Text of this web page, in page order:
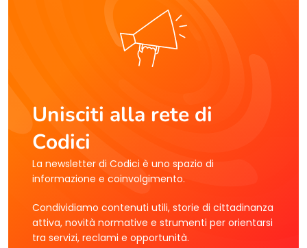
Unisciti alla rete di
Codici
La newsletter di Codici è uno spazio di
informazione e coinvolgimento.
Condividiamo contenuti utili, storie di cittadinanza
attiva, novità normative e strumenti per orientarsi
tra servizi, reclami e opportunità.